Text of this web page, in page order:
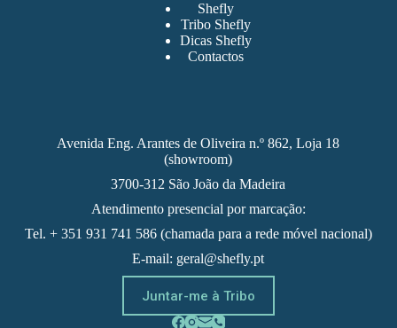
Shefly
Tribo Shefly
Dicas Shefly
Contactos
Avenida Eng. Arantes de Oliveira n.º 862, Loja 18
(showroom)
3700-312 São João da Madeira
Atendimento presencial por marcação:
Tel. + 351 931 741 586 (chamada para a rede móvel nacional)
E-mail: geral@shefly.pt
Juntar-me à Tribo